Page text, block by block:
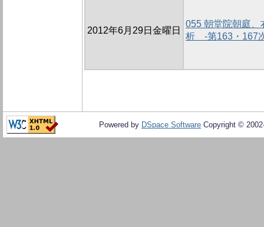
2012年6月29日金曜日
055 朝堂院朝庭、
析 -第163・167
Powered by DSpace Software Copyright ©